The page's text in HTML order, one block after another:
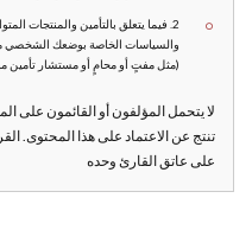
2. فيما يتعلق بالتأمين والمنتجات
والسياسات الخاصة بوضعك الشخصي
(مثل مفتٍ أو محامٍ أو مستشار تأمين
لا يتحمل المؤلفون أو القائمون على
تنتج عن الاعتماد على هذا المحتوى.
على عاتق القارئ وحده